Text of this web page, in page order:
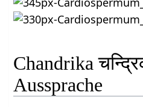
Chandrika
Aussprache